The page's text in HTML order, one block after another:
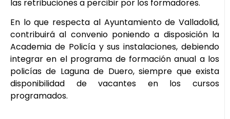
las retribuciones a percibir por los formadores.
En lo que respecta al Ayuntamiento de Valladolid,
contribuirá al convenio poniendo a disposición la
Academia de Policía y sus instalaciones, debiendo
integrar en el programa de formación anual a los
policías de Laguna de Duero, siempre que exista
disponibilidad de vacantes en los cursos
programados.